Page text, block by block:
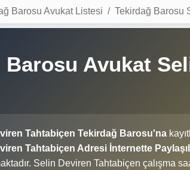
Barosu Avukat Listesi Tekirdağ Barosu
Barosu Avukat
Tahtabiçen Tekirdağ Barosu'na
Tahtabiçen Adresi İnternette
Selin Deviren Tahtabiçen çalışma